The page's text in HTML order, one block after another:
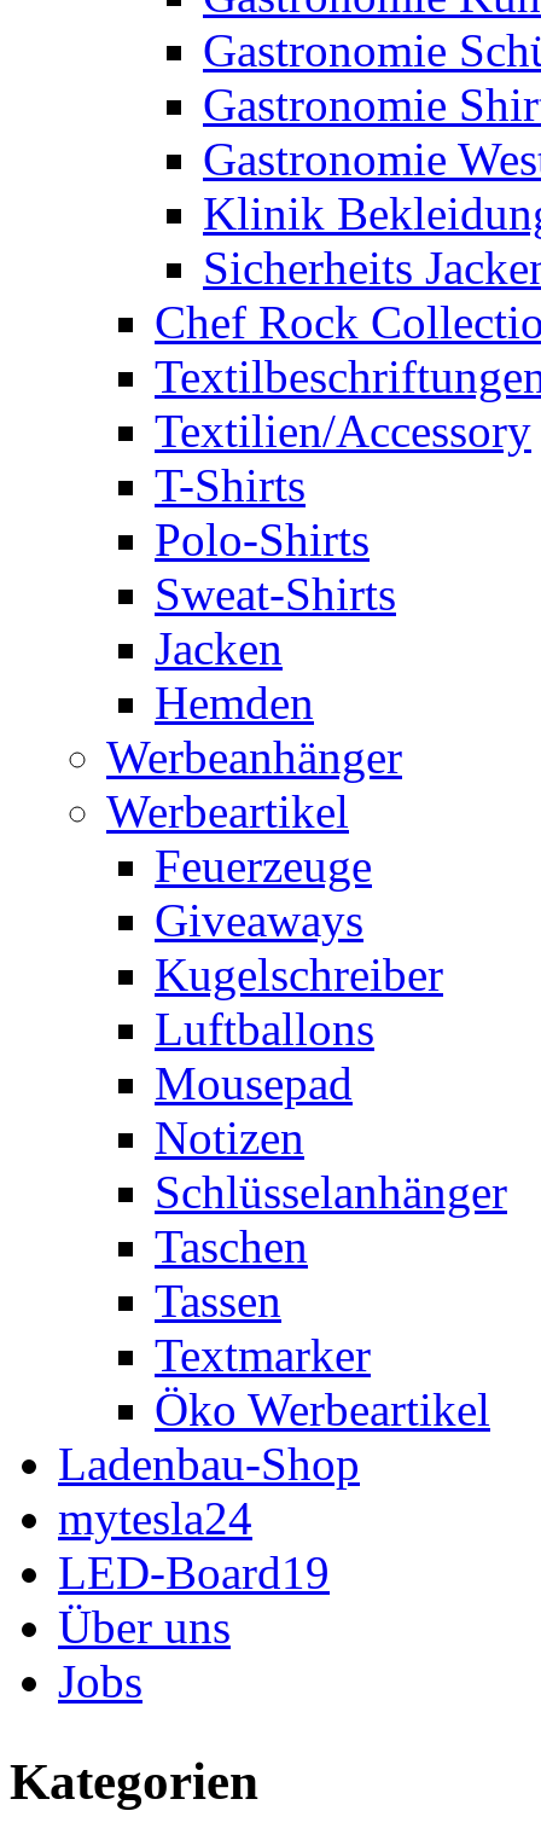
Gastronomie
Gastronomie
Gastronomie
Klinik
Sicherheits
Chef Rock
Textilien/Accessory
T-Shirts
Polo-Shirts
Sweat-Shirts
Jacken
Hemden
Werbeanhänger
Werbeartikel
Feuerzeuge
Giveaways
Kugelschreiber
Luftballons
Mousepad
Notizen
Schlüsselanhänger
Taschen
Tassen
Textmarker
Öko Werbeartikel
Ladenbau-Shop
mytesla24
LED-Board19
Über uns
Jobs
Kategorien